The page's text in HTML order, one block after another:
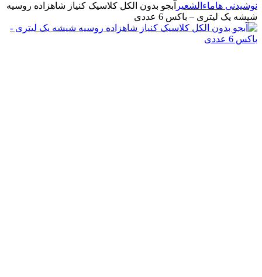
نوشیدنی هاماءالشعیر آبجو بدون الکل کلاسیک کنیاز شاهزاده روسیه
شیشه یک لیتری – باکس 6 عددی